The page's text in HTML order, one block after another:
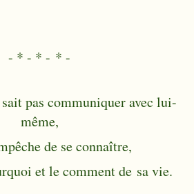
- * - * - * -
pas communiquer avec lui-
même,
de se connaître,
et le comment de sa vie.